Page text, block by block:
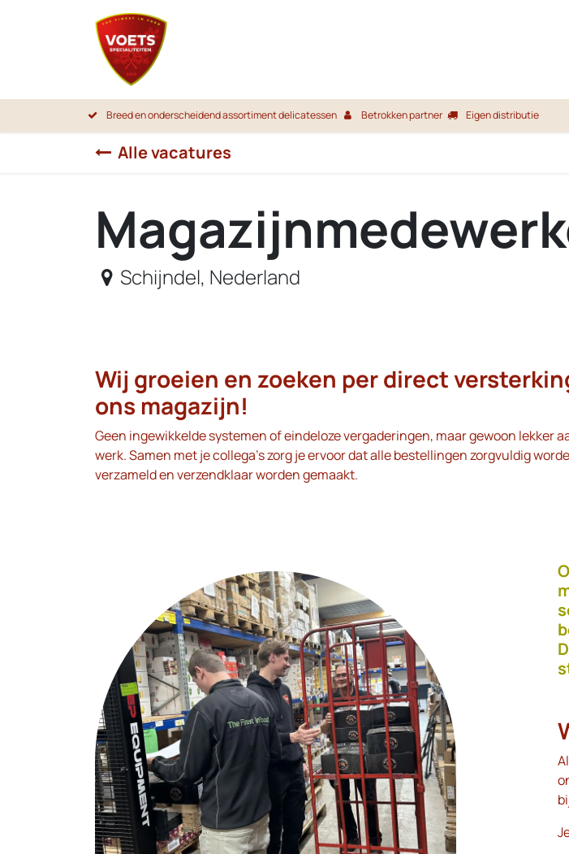
Overslaan naar inhoud
Breed en onderscheidend assortiment delicatessen Betrokken partner Eigen distributie
Alle vacatures
Schijndel, Nederland
Wij groeien en zoeken per direct
ons magazijn!
Geen ingewikkelde systemen of eindeloze vergaderingen, maar gewoon lekker
werk. Samen met je collega's zorg je ervoor dat alle bestellingen zorgvuldig
verzameld en verzendklaar worden gemaakt.